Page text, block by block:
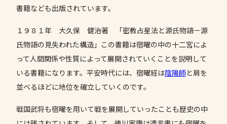
書籍なども出版されています。
１９８１年 大久保 健治著 「密教占星法と源氏物語－源
氏物語の見失われた構造」この書籍は宿曜の中の十二宮によ
って人間関係や性質によって展開されていくことを説明して
いる書籍になります。平安時代には、宿曜経は陰陽師と肩を
並べるほどに地位を確立していくのです。
戦国武将も宿曜を用いて戦を展開していったことも歴史の中